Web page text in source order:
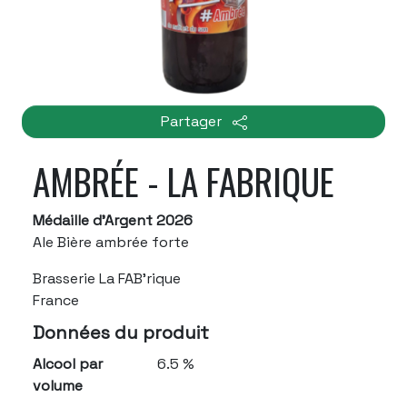
Partager
AMBRÉE - LA FABRIQUE
Médaille d'Argent 2026
Ale Bière ambrée forte
Brasserie La FAB’rique
France
Données du produit
Alcool par
volume
6.5 %